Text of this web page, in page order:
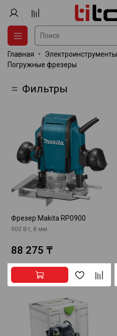
Главная Электроинструменты
Погружные фрезеры
Фильтры
Фрезер Makita RP0900
900 Вт, 8 мм
88 275 ₸